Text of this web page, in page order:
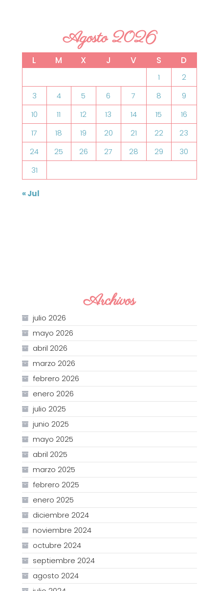
Agosto 2026
L M X J V S D
1
2
3
4 5 6 7 8
9
10
11 12 13 14 15
16
17
18 19 20 21 22
23
24
25 26 27 28 29
30
31
« Jul
Archivos
julio 2026
mayo 2026
abril 2026
marzo 2026
febrero 2026
enero 2026
julio 2025
junio 2025
mayo 2025
abril 2025
marzo 2025
febrero 2025
enero 2025
diciembre 2024
noviembre 2024
octubre 2024
septiembre 2024
agosto 2024